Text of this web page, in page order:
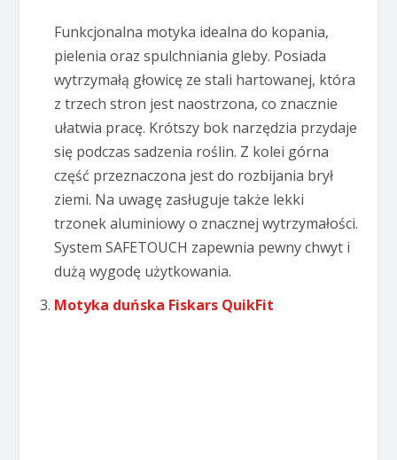
Funkcjonalna motyka idealna do kopania,
pielenia oraz spulchniania gleby. Posiada
wytrzymałą głowicę ze stali hartowanej, która
z trzech stron jest naostrzona, co znacznie
ułatwia pracę. Krótszy bok narzędzia przydaje
się podczas sadzenia roślin. Z kolei górna
część przeznaczona jest do rozbijania brył
ziemi. Na uwagę zasługuje także lekki
trzonek aluminiowy o znacznej wytrzymałości.
System SAFETOUCH zapewnia pewny chwyt i
dużą wygodę użytkowania.
Motyka duńska Fiskars QuikFit